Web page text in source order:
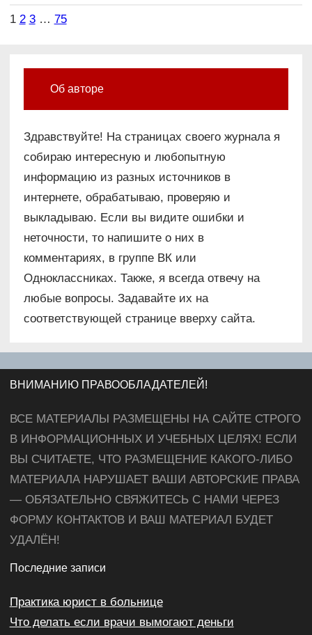
1 2 3 … 75
Об авторе
Здравствуйте! На страницах своего журнала я
собираю интересную и любопытную
информацию из разных источников в
интернете, обрабатываю, проверяю и
выкладываю. Если вы видите ошибки и
неточности, то напишите о них в
комментариях, в группе ВК или
Одноклассниках. Также, я всегда отвечу на
любые вопросы. Задавайте их на
соответствующей странице вверху сайта.
ВНИМАНИЮ ПРАВООБЛАДАТЕЛЕЙ!
ВСЕ МАТЕРИАЛЫ РАЗМЕЩЕНЫ НА САЙТЕ СТРОГО
В ИНФОРМАЦИОННЫХ И УЧЕБНЫХ ЦЕЛЯХ! ЕСЛИ
ВЫ СЧИТАЕТЕ, ЧТО РАЗМЕЩЕНИЕ КАКОГО-ЛИБО
МАТЕРИАЛА НАРУШАЕТ ВАШИ АВТОРСКИЕ ПРАВА
— ОБЯЗАТЕЛЬНО СВЯЖИТЕСЬ С НАМИ ЧЕРЕЗ
ФОРМУ КОНТАКТОВ И ВАШ МАТЕРИАЛ БУДЕТ
УДАЛЁН!
Последние записи
Практика юрист в больнице
Что делать если врачи вымогают деньги